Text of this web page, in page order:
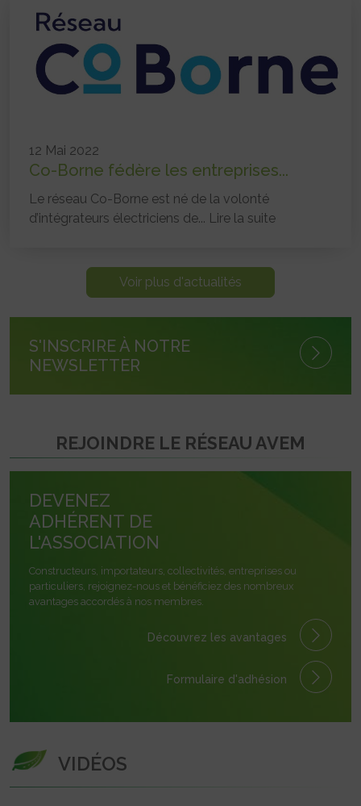
12 Mai 2022
Co-Borne fédère les entreprises...
Le réseau Co-Borne est né de la volonté
d’intégrateurs électriciens de... Lire la suite
Voir plus d'actualités
S'INSCRIRE À NOTRE
NEWSLETTER
REJOINDRE LE RÉSEAU AVEM
DEVENEZ
ADHÉRENT DE
L'ASSOCIATION
Constructeurs, importateurs, collectivités, entreprises ou
particuliers, rejoignez-nous et bénéficiez des nombreux
avantages accordés à nos membres.
Découvrez les avantages
Formulaire d'adhésion
VIDÉOS